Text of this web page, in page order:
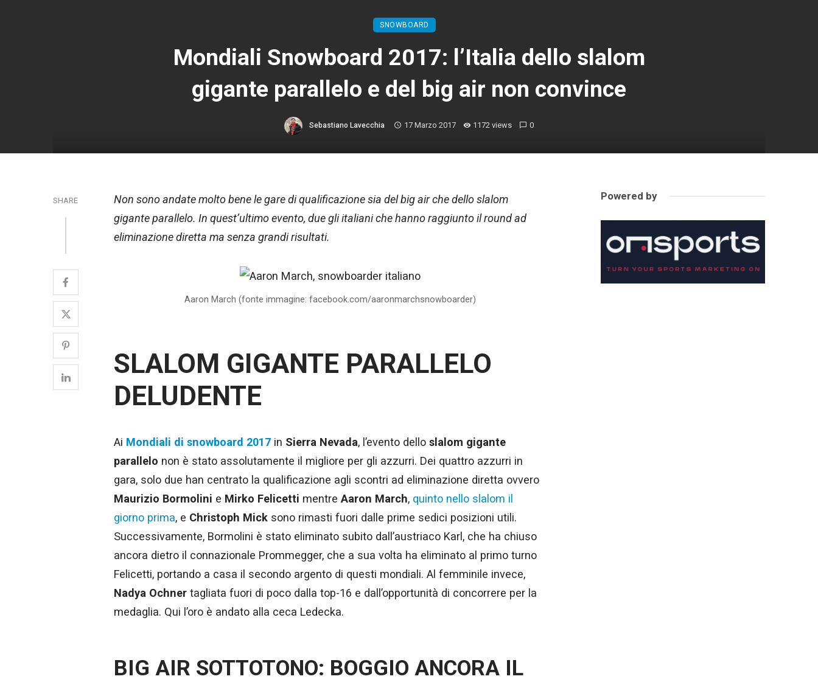
SNOWBOARD
Mondiali Snowboard 2017: l’Italia dello slalom
gigante parallelo e del big air non convince
Sebastiano Lavecchia 17 Marzo 2017 1172 views 0
SHARE
Non sono andate molto bene le gare di qualificazione sia del big air che dello slalom
gigante parallelo. In quest’ultimo evento, due gli italiani che hanno raggiunto il round ad
eliminazione diretta ma senza grandi risultati.
Aaron March (fonte immagine: facebook.com/aaronmarchsnowboarder)
SLALOM GIGANTE PARALLELO
DELUDENTE
Ai Mondiali di snowboard 2017 in Sierra Nevada, l’evento dello slalom gigante
parallelo non è stato assolutamente il migliore per gli azzurri. Dei quattro azzurri in
gara, solo due han centrato la qualificazione agli scontri ad eliminazione diretta ovvero
Maurizio Bormolini e Mirko Felicetti mentre Aaron March, quinto nello slalom il
giorno prima, e Christoph Mick sono rimasti fuori dalle prime sedici posizioni utili.
Successivamente, Bormolini è stato eliminato subito dall’austriaco Karl, che ha chiuso
ancora dietro il connazionale Prommegger, che a sua volta ha eliminato al primo turno
Felicetti, portando a casa il secondo argento di questi mondiali. Al femminile invece,
Nadya Ochner tagliata fuori di poco dalla top-16 e dall’opportunità di concorrere per la
medaglia. Qui l’oro è andato alla ceca Ledecka.
BIG AIR SOTTOTONO: BOGGIO ANCORA IL
Powered by